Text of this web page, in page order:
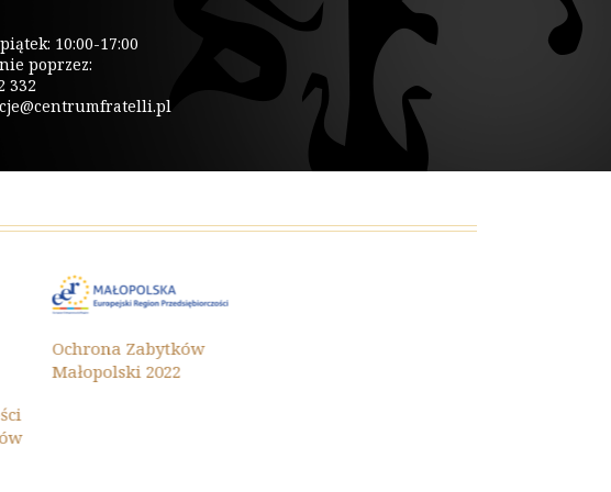
10:00-17:00
poprzez:
332
Ochrona Zabytków
Małopolski 2022